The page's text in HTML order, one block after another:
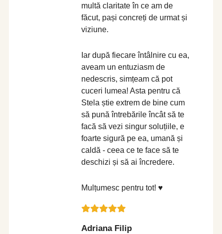
multă claritate în ce am de
făcut, pași concreți de urmat și
viziune.
Iar după fiecare întâlnire cu ea,
aveam un entuziasm de
nedescris, simțeam că pot
cuceri lumea! Asta pentru că
Stela știe extrem de bine cum
să pună întrebările încât să te
facă să vezi singur soluțiile, e
foarte sigură pe ea, umană și
caldă - ceea ce te face să te
deschizi și să ai încredere.
Mulțumesc pentru tot! ♥️
Adriana Filip